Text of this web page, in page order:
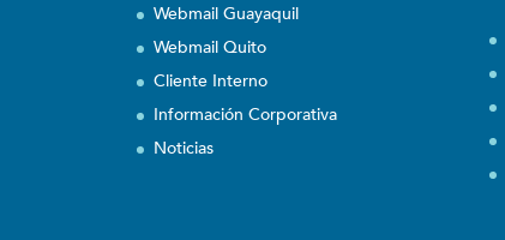
Webmail Guayaquil
Webmail Quito
Cliente Interno
Información Corporativa
Noticias